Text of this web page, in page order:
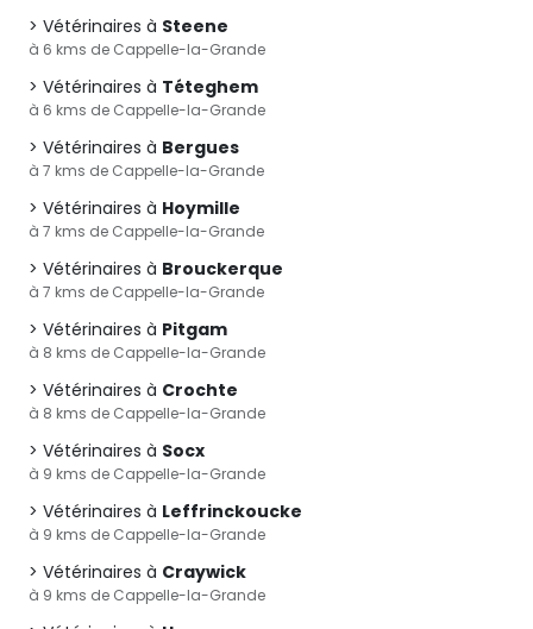
Vétérinaires à Steene
à 6 kms de Cappelle-la-Grande
Vétérinaires à Téteghem
à 6 kms de Cappelle-la-Grande
Vétérinaires à Bergues
à 7 kms de Cappelle-la-Grande
Vétérinaires à Hoymille
à 7 kms de Cappelle-la-Grande
Vétérinaires à Brouckerque
à 7 kms de Cappelle-la-Grande
Vétérinaires à Pitgam
à 8 kms de Cappelle-la-Grande
Vétérinaires à Crochte
à 8 kms de Cappelle-la-Grande
Vétérinaires à Socx
à 9 kms de Cappelle-la-Grande
Vétérinaires à Leffrinckoucke
à 9 kms de Cappelle-la-Grande
Vétérinaires à Craywick
à 9 kms de Cappelle-la-Grande